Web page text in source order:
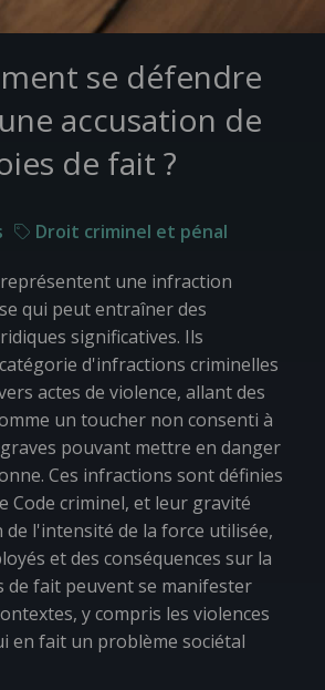
se défendre
accusation de
de fait ?
Droit criminel et pénal
une infraction
qui peut entraîner des
significatives. Ils
d'infractions criminelles
actes de violence, allant des
un toucher non consenti à
pouvant mettre en danger
Ces infractions sont définies
Code criminel, et leur gravité
l'intensité de la force utilisée,
et des conséquences sur la
de fait peuvent se manifester
y compris les violences
en fait un problème sociétal